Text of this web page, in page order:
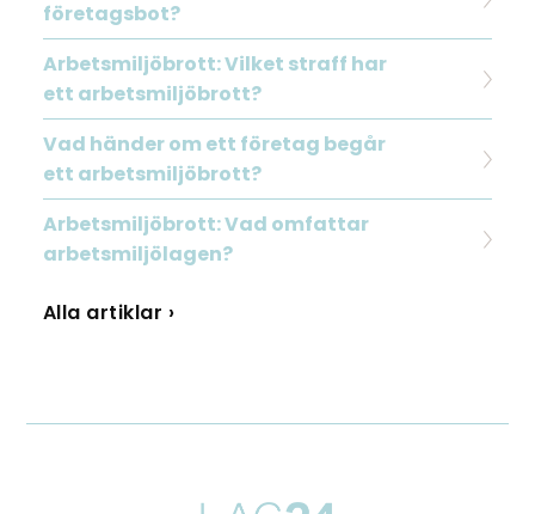
företagsbot?
Arbetsmiljöbrott: Vilket straff har
ett arbetsmiljöbrott?
Vad händer om ett företag begår
ett arbetsmiljöbrott?
Arbetsmiljöbrott: Vad omfattar
arbetsmiljölagen?
Alla artiklar ›